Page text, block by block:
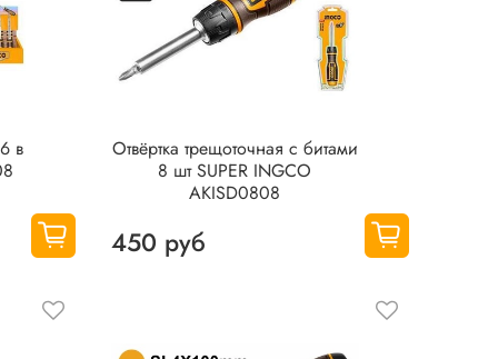
в
Отвёрткa тpeщоточная с битами
8 шт SUPER INGCO
AKISD0808
450 руб